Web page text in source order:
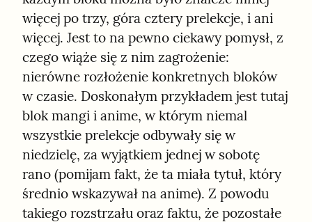
więcej po trzy, góra cztery prelekcje, i ani
więcej. Jest to na pewno ciekawy pomysł, z
czego wiąże się z nim zagrożenie:
nierówne rozłożenie konkretnych bloków
w czasie. Doskonałym przykładem jest tutaj
blok mangi i anime, w którym niemal
wszystkie prelekcje odbywały się w
niedzielę, za wyjątkiem jednej w sobotę
rano (pomijam fakt, że ta miała tytuł, który
średnio wskazywał na anime). Z powodu
takiego rozstrzału oraz faktu, że pozostałe